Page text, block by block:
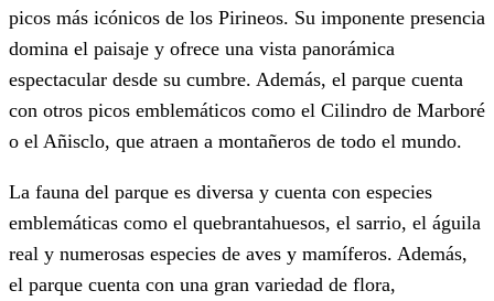
picos más icónicos de los Pirineos. Su imponente presencia
domina el paisaje y ofrece una vista panorámica
espectacular desde su cumbre. Además, el parque cuenta
con otros picos emblemáticos como el Cilindro de Marboré
o el Añisclo, que atraen a montañeros de todo el mundo.
La fauna del parque es diversa y cuenta con especies
emblemáticas como el quebrantahuesos, el sarrio, el águila
real y numerosas especies de aves y mamíferos. Además,
el parque cuenta con una gran variedad de flora,